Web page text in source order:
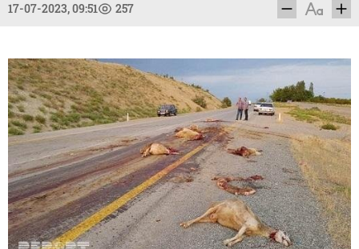
17-07-2023, 09:51 257